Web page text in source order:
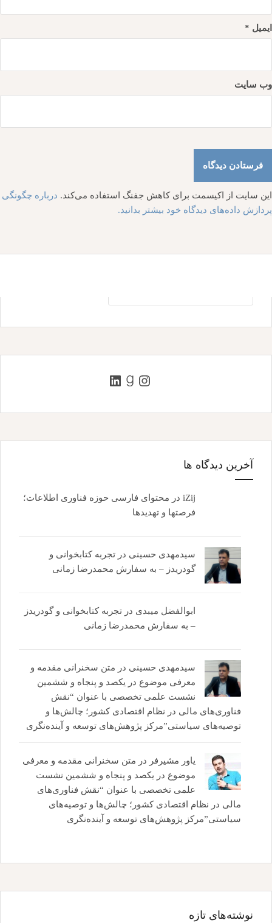
ایمیل *
وب‌ سایت
این سایت از اکیسمت برای کاهش جفنگ استفاده می‌کند. درباره چگونگی
پردازش داده‌های دیدگاه خود بیشتر بدانید.
اینستاگرم
گودریدز
لینکداین
آخرین دیدگاه ها
iZij در محتوای فارسی حوزه فناوری اطلاعات؛
فرصتها و تهدیدها
سیدمهدی حسینی در تجربه کتابخوانی و
گودریدز – به سفارش محمدرضا زمانی
ابوالفضل میبدی در تجربه کتابخوانی و گودریدز
– به سفارش محمدرضا زمانی
سیدمهدی حسینی در متن سخنرانی مقدمه و
معرفی موضوع در یکصد و پنجاه و ششمین
نشست علمی تخصصی با عنوان “نقش
فناوری‌های مالی در نظام اقتصادی کشور؛ چالش‌ها و
توصیه‌های سیاستی”مرکز پژوهش‌های توسعه و آینده‌نگری
یاور مشیرفر در متن سخنرانی مقدمه و معرفی
موضوع در یکصد و پنجاه و ششمین نشست
علمی تخصصی با عنوان “نقش فناوری‌های
مالی در نظام اقتصادی کشور؛ چالش‌ها و توصیه‌های
سیاستی”مرکز پژوهش‌های توسعه و آینده‌نگری
نوشته‌های تازه